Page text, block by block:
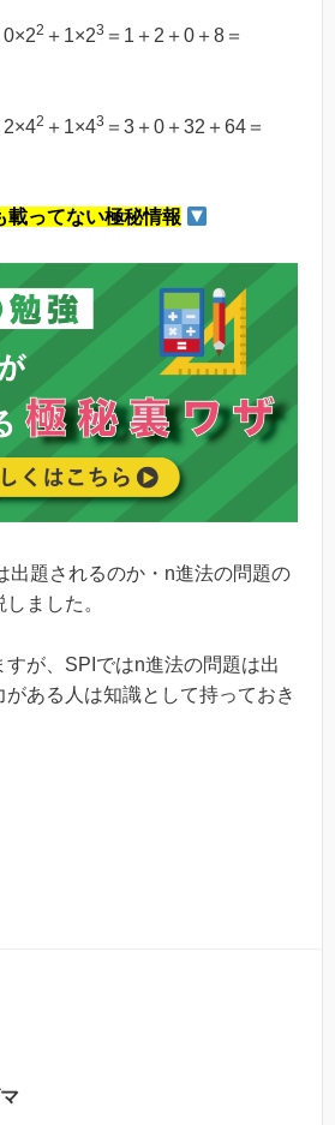
0×22 ＋1×23 ＝1＋2＋0＋8＝
2×42 ＋1×43 ＝3＋0＋32＋64＝
載ってない極秘情報
出題されるのか・n進法の問題の
ました。
が、SPIではn進法の問題は出
ある人は知識として持っておき